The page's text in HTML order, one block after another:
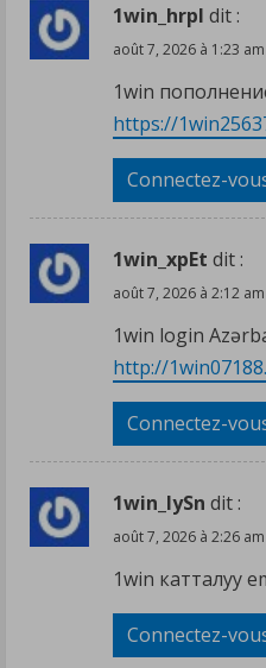
1win_hrpl dit :
août 7, 2026 à 1:23 am
1win
https://
Connectez-
1win_xpEt dit :
août 7, 2026 à 2:12 am
1win login
http://
Connectez-
1win_lySn dit :
août 7, 2026 à 2:26 am
1win катталуу
Connectez-